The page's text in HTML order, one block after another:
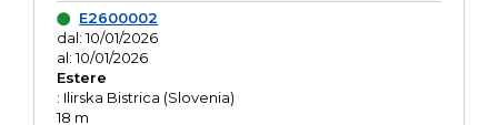
E2600002
dal: 10/01/2026
al: 10/01/2026
Estere
: Ilirska Bistrica (Slovenia)
18 m